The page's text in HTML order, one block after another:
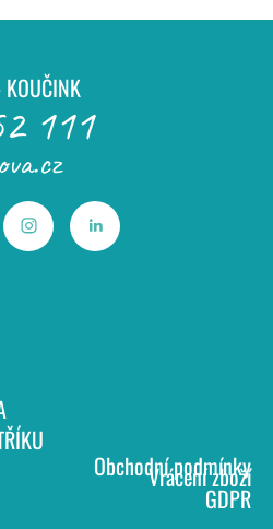
111
Obchodní podmínky
Vrácení zboží
GDPR